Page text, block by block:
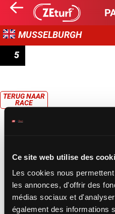
Ce site web utilise des
Les cookies nous
les annonces, d'offrir des
médias sociaux et
également des informations
MUSSELBURGH
5
TERUG NAAR
RACE